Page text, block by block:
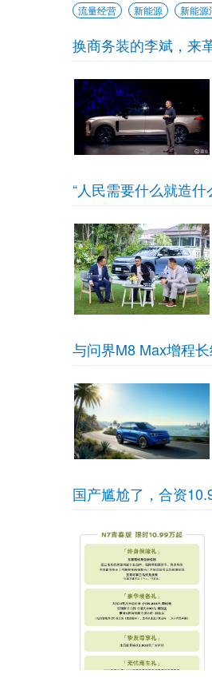
流量经营 新能源 新能源
换商务装的李斌，来
“人民需要什么就造
与问界M8 Max增程
国产尴尬了，合资